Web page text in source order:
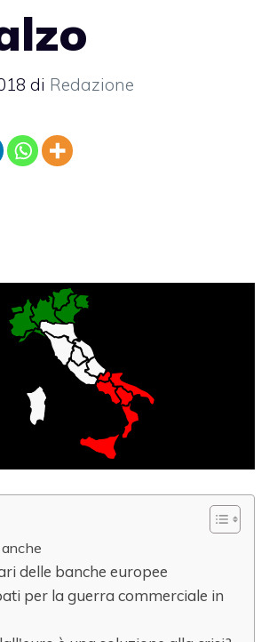
di Redazione
delle banche europee
per la guerra commerciale in